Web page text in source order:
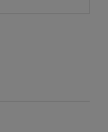
płatności